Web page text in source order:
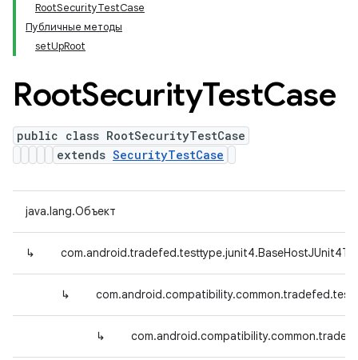
RootSecurityTestCase
Публичные методы
setUpRoot
RootSecurityTestCase
public class RootSecurityTestCase
extends SecurityTestCase
java.lang.Объект
↳
↳
↳